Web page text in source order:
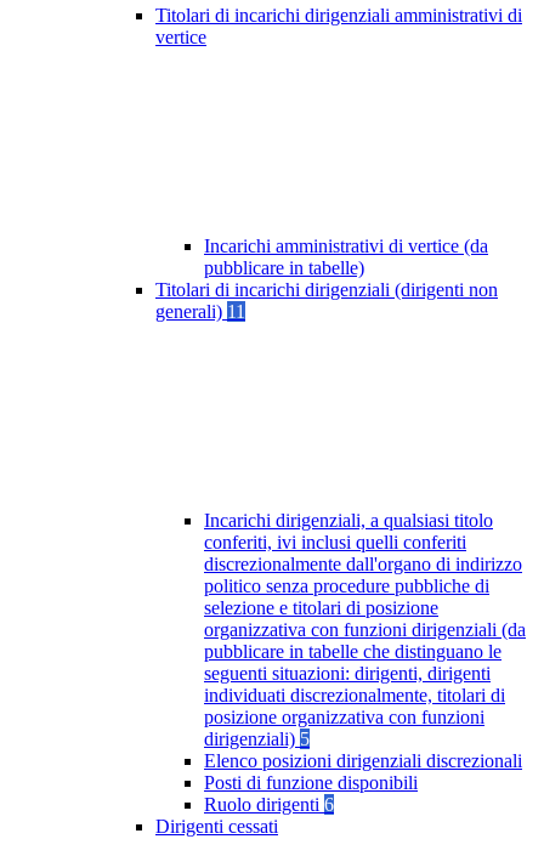
Titolari di incarichi dirigenziali amministrativi di
vertice
Incarichi amministrativi di vertice (da
pubblicare in tabelle)
Titolari di incarichi dirigenziali (dirigenti non
generali) 11
Incarichi dirigenziali, a qualsiasi titolo
conferiti, ivi inclusi quelli conferiti
discrezionalmente dall'organo di indirizzo
politico senza procedure pubbliche di
selezione e titolari di posizione
organizzativa con funzioni dirigenziali (da
pubblicare in tabelle che distinguano le
seguenti situazioni: dirigenti, dirigenti
individuati discrezionalmente, titolari di
posizione organizzativa con funzioni
dirigenziali) 5
Elenco posizioni dirigenziali discrezionali
Posti di funzione disponibili
Ruolo dirigenti 6
Dirigenti cessati